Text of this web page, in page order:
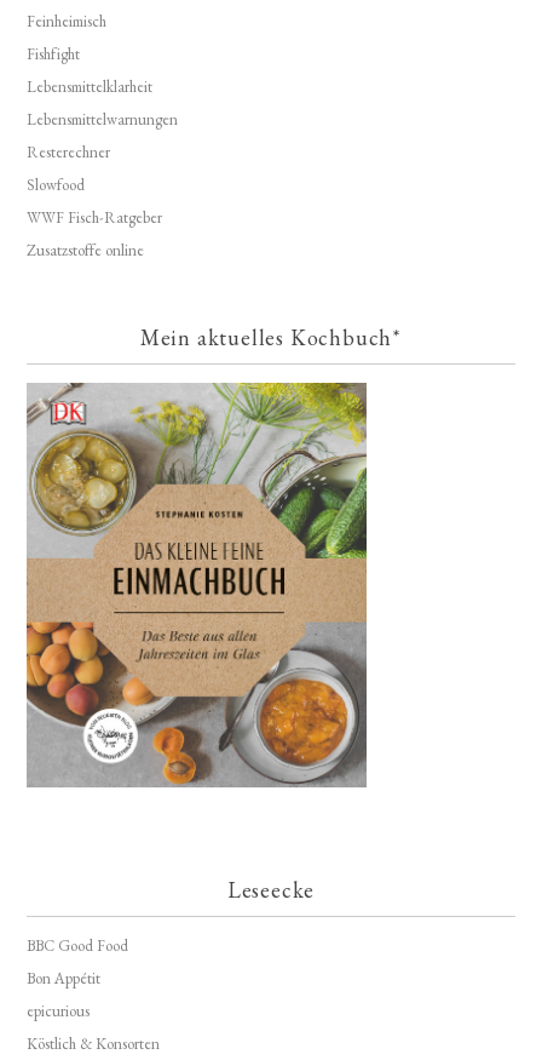
Feinheimisch
Fishfight
Lebensmittelklarheit
Lebensmittelwarnungen
Resterechner
Slowfood
WWF Fisch-Ratgeber
Zusatzstoffe online
Mein aktuelles Kochbuch*
Leseecke
BBC Good Food
Bon Appétit
epicurious
Köstlich & Konsorten